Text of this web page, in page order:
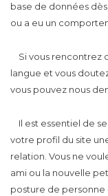
base de données
ou a eu un
Si vous rencontrez
langue et vous
vous pouvez nous
Il est essentiel de
votre profil du site
relation. Vous ne
ami ou la nouvelle
posture de